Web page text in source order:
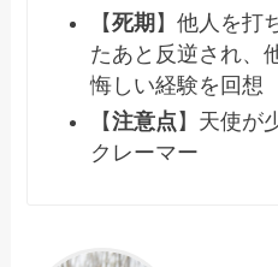
【死期 】他人を打
たあと反逆され、
悔しい経験を回想
【注意点 】天使が
クレーマー